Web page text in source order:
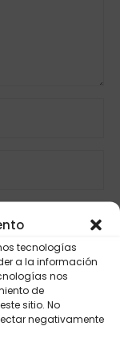
tecnologías
a la información
nos
de
sitio. No
negativamente